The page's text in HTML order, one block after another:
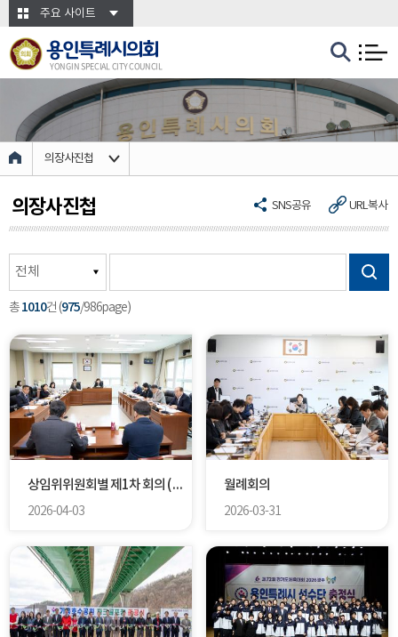
본문바로가기주요 사이트
용인특례시의회
YONGIN SPECIAL CITY COUNCIL
의장사진첩
SNS공유 URL복사
의장사진첩
총1010건 (975/986page)
상임위위원회별 제1차 회의 ( 제302회 임시회 )
2026-04-03
월례회의
2026-03-31